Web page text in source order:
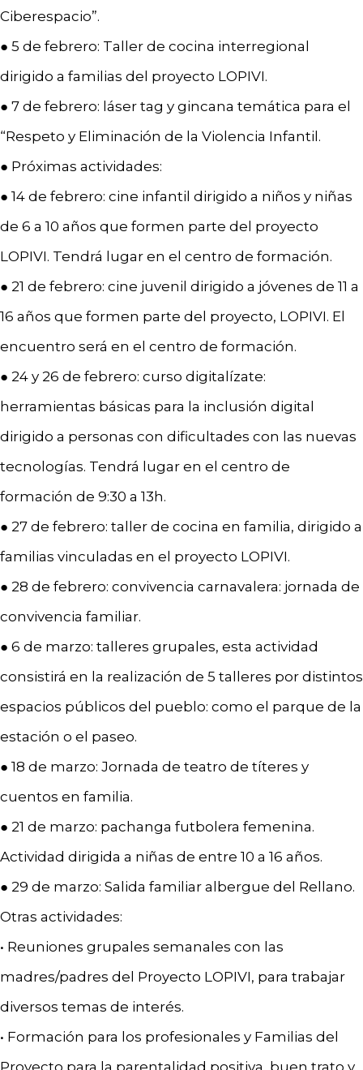
Ciberespacio”.
● 5 de febrero: Taller de cocina interregional
dirigido a familias del proyecto LOPIVI.
● 7 de febrero: láser tag y gincana temática para el
“Respeto y Eliminación de la Violencia Infantil.
● Próximas actividades:
● 14 de febrero: cine infantil dirigido a niños y niñas
de 6 a 10 años que formen parte del proyecto
LOPIVI. Tendrá lugar en el centro de formación.
● 21 de febrero: cine juvenil dirigido a jóvenes de 11 a
16 años que formen parte del proyecto, LOPIVI. El
encuentro será en el centro de formación.
● 24 y 26 de febrero: curso digitalízate:
herramientas básicas para la inclusión digital
dirigido a personas con dificultades con las nuevas
tecnologías. Tendrá lugar en el centro de
formación de 9:30 a 13h.
● 27 de febrero: taller de cocina en familia, dirigido a
familias vinculadas en el proyecto LOPIVI.
● 28 de febrero: convivencia carnavalera: jornada de
convivencia familiar.
● 6 de marzo: talleres grupales, esta actividad
consistirá en la realización de 5 talleres por distintos
espacios públicos del pueblo: como el parque de la
estación o el paseo.
● 18 de marzo: Jornada de teatro de títeres y
cuentos en familia.
● 21 de marzo: pachanga futbolera femenina.
Actividad dirigida a niñas de entre 10 a 16 años.
● 29 de marzo: Salida familiar albergue del Rellano.
Otras actividades:
• Reuniones grupales semanales con las
madres/padres del Proyecto LOPIVI, para trabajar
diversos temas de interés.
• Formación para los profesionales y Familias del
Proyecto para la parentalidad positiva, buen trato y